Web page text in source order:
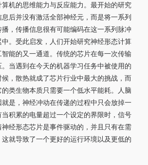
机的思维能力与反应能力。最开始的研究
后并没有激活全部神经元，而是将一系列
，传播信息很有可能编码在这一系列脉冲
。受此启发，人们开始研究神经形态计算
能的又一通道。传统的芯片在每一次传输
当遇到在今天的机器学习任务中被使用的
，散热就成了芯片行业中最大的挑战，而
类生物本质只需要一个低水平能耗。人脑
是，神经冲动在传递的过程中只会放掉一
积累的电量超过一个设定的界限时，信号
经形态芯片是事件驱动的，并且只有在需
就导致了一个更好的运行环境以及更低的